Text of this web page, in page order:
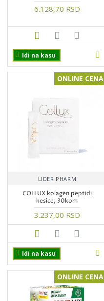
6.128,70 RSD
Idi na kasu
ONLINE CENA
LIDER PHARM
COLLUX kolagen peptidi
kesice, 30kom
3.237,00 RSD
Idi na kasu
ONLINE CENA